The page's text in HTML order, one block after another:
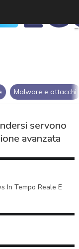
Malware e attacchi
servono
avanzata
In Tempo Reale E